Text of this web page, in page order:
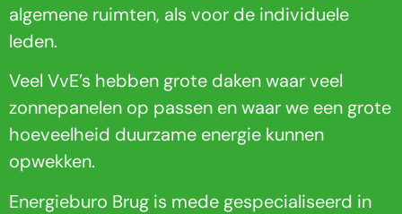
algemene ruimten, als voor de individuele
leden.
Veel VvE’s hebben grote daken waar veel
zonnepanelen op passen en waar we een grote
hoeveelheid duurzame energie kunnen
opwekken.
Energieburo Brug is mede gespecialiseerd in